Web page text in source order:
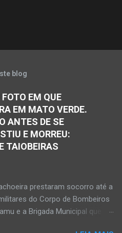
blog
EM QUE
EM MATO VERDE.
ANTES DE SE
E MORREU:
TAIOBEIRAS
prestaram socorro até a
do Corpo de Bombeiros
e a Brigada Municipal que